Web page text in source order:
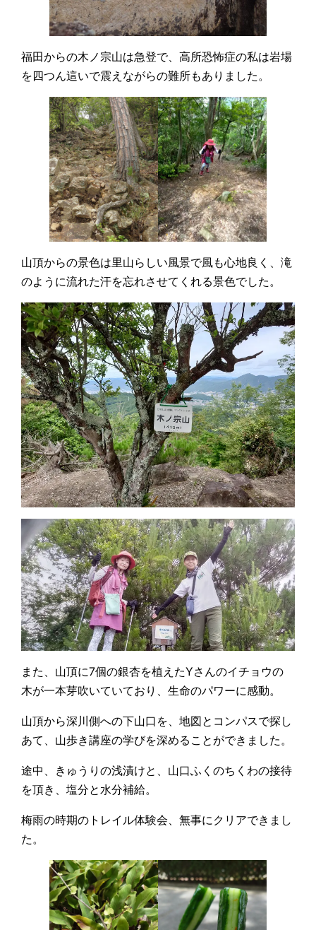
福田からの木ノ宗山は急登で、高所恐怖症の私は岩場
を四つん這いで震えながらの難所もありました。
山頂からの景色は里山らしい風景で風も心地良く、滝
のように流れた汗を忘れさせてくれる景色でした。
また、山頂に7個の銀杏を植えたYさんのイチョウの
木が一本芽吹いていており、生命のパワーに感動。
山頂から深川側への下山口を、地図とコンパスで探し
あて、山歩き講座の学びを深めることができました。
途中、きゅうりの浅漬けと、山口ふくのちくわの接待
を頂き、塩分と水分補給。
梅雨の時期のトレイル体験会、無事にクリアできまし
た。